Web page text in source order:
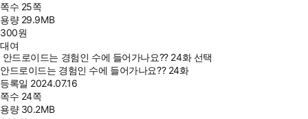
쪽수 25쪽
용량 29.9MB
300원
대여
안드로이드는 경험인 수에 들어가나요?? 24화 선택
안드로이드는 경험인 수에 들어가나요?? 24화
등록일 2024.07.16
쪽수 24쪽
용량 30.2MB